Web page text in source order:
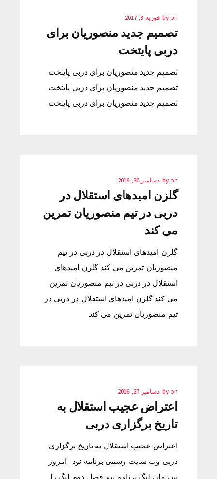
by on فوریه 9, 2017
تصمیم جدید منصوریان برای
دربی پایتخت
تصمیم جدید منصوریان برای دربی پایتخت
تصمیم جدید منصوریان برای دربی پایتخت
تصمیم جدید منصوریان برای دربی پایتخت
by on دسامبر 30, 2016
گلزن امیدهای استقلال در
دربی در تیم منصوریان تمرین
می کند
گلزن امیدهای استقلال در دربی در تیم
منصوریان تمرین می کند گلزن امیدهای
استقلال در دربی در تیم منصوریان تمرین
می کند گلزن امیدهای استقلال در دربی در
تیم منصوریان تمرین می کند
by on دسامبر 27, 2016
اعتراض عجیب استقلال به
تاریخ برگزاری دربی
اعتراض عجیب استقلال به تاریخ برگزاری
دربی وب سایت رسمی برنامه نود- امروز
سازمان لیگ برنامه نیم فصل دوم لیگ را